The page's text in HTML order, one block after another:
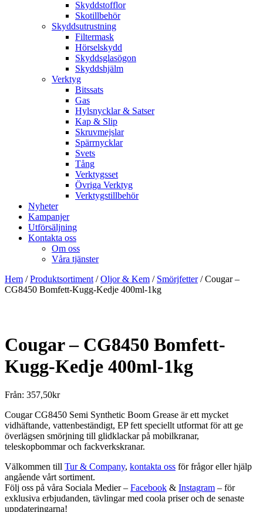
Skyddstofflor
Skotillbehör
Skyddsutrustning
Filtermask
Hörselskydd
Skyddsglasögon
Skyddshjälm
Verktyg
Bitssats
Gas
Hylsnycklar & Satser
Kap & Slip
Skruvmejslar
Spärrnycklar
Svets
Tång
Verktygsset
Övriga Verktyg
Verktygstillbehör
Nyheter
Kampanjer
Utförsäljning
Kontakta oss
Om oss
Våra tjänster
Hem /Produktsortiment /Oljor & Kem / Smörjfetter/ Cougar –
CG8450 Bomfett-Kugg-Kedje 400ml-1kg
Cougar – CG8450 Bomfett-
Kugg-Kedje 400ml-1kg
Från: 357,50kr
Cougar CG8450 Semi Synthetic Boom Grease är ett mycket
vidhäftande, vattenbeständigt, EP fett speciellt utformat för att ge
överlägsen smörjning till glidklackar på mobilkranar,
teleskopbommar och fackverkskranar.
Välkommen till Tur & Company, kontakta oss för frågor eller hjälp
angående vårt sortiment.
Följ oss på våra Sociala Medier – Facebook & Instagram – för
exklusiva erbjudanden, tävlingar med coola priser och de senaste
uppdateringarna!